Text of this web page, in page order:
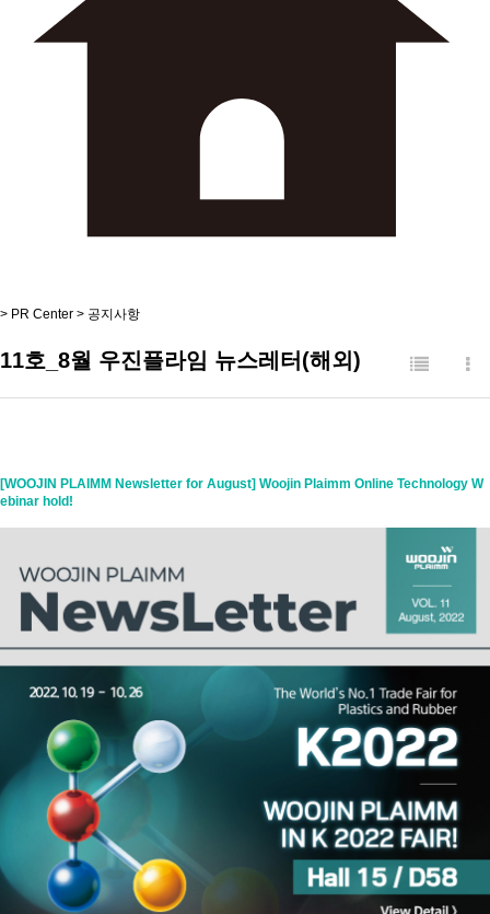
> PR Center > 공지사항
11호_8월 우진플라임 뉴스레터(해외)
[WOOJIN PLAIMM Newsletter for August] Woojin Plaimm Online Technology W
ebinar hold!